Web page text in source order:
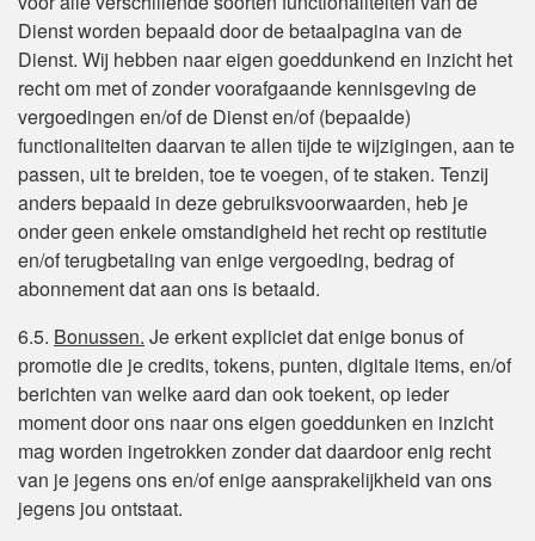
Dienst worden bepaald door de betaalpagina van de
Dienst. Wij hebben naar eigen goeddunkend en inzicht het
recht om met of zonder voorafgaande kennisgeving de
vergoedingen en/of de Dienst en/of (bepaalde)
functionaliteiten daarvan te allen tijde te wijzigingen, aan te
passen, uit te breiden, toe te voegen, of te staken. Tenzij
anders bepaald in deze gebruiksvoorwaarden, heb je
onder geen enkele omstandigheid het recht op restitutie
en/of terugbetaling van enige vergoeding, bedrag of
abonnement dat aan ons is betaald.
6.5. Bonussen. Je erkent expliciet dat enige bonus of
promotie die je credits, tokens, punten, digitale items, en/of
berichten van welke aard dan ook toekent, op ieder
moment door ons naar ons eigen goeddunken en inzicht
mag worden ingetrokken zonder dat daardoor enig recht
van je jegens ons en/of enige aansprakelijkheid van ons
jegens jou ontstaat.